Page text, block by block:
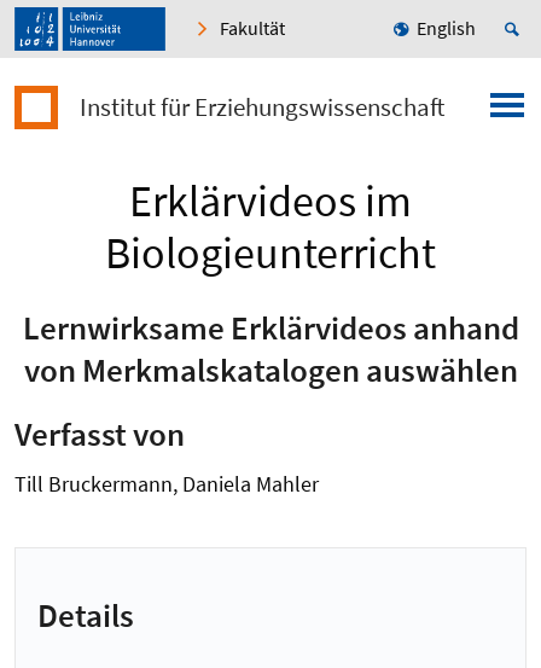
Fakultät English
Institut für Erziehungswissenschaft
Erklärvideos im
Biologieunterricht
Lernwirksame Erklärvideos anhand
von Merkmalskatalogen auswählen
Verfasst von
Till Bruckermann, Daniela Mahler
Details